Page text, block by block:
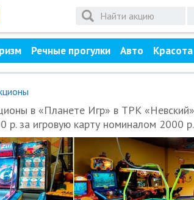
Речные прогулки Авто Красота
в «Планете Игр» в ТРК
р. за игровую карту номиналом 2000